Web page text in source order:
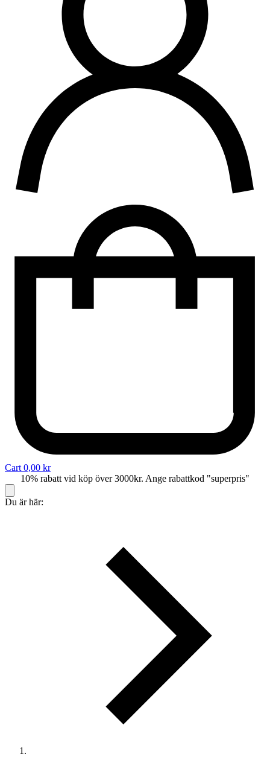
Cart 0,00 kr
10% rabatt vid köp över 3000kr. Ange rabattkod "superpris"
Du är här: